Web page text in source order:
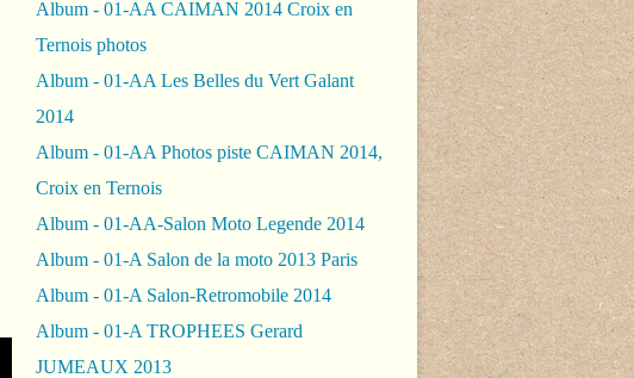
Album - 01-AA CAIMAN 2014 Croix en
Ternois photos
Album - 01-AA Les Belles du Vert Galant
2014
Album - 01-AA Photos piste CAIMAN 2014,
Croix en Ternois
Album - 01-AA-Salon Moto Legende 2014
Album - 01-A Salon de la moto 2013 Paris
Album - 01-A Salon-Retromobile 2014
Album - 01-A TROPHEES Gerard
JUMEAUX 2013